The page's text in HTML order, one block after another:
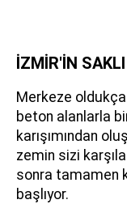
İZMİR'İN
Merkeze oldukça
beton alanlarla
karışımından
zemin sizi
sonra tamamen
başlıyor.